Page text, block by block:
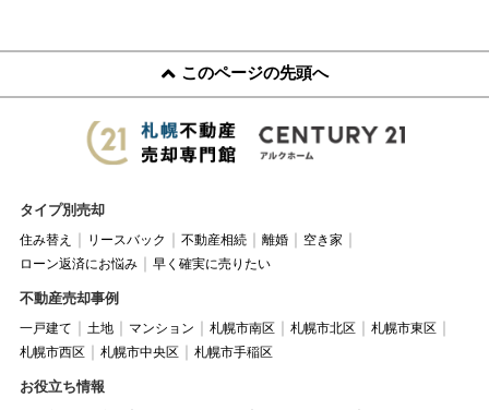
このページの先頭へ
タイプ別売却
住み替え リースバック 不動産相続 離婚
空き家
ローン返済にお悩み
早く確実に売りたい
不動産売却事例
一戸建て 土地 マンション 札幌市南区 札幌市北区
札幌市東区
札幌市西区
札幌市中央区 札幌市手稲区
お役立ち情報